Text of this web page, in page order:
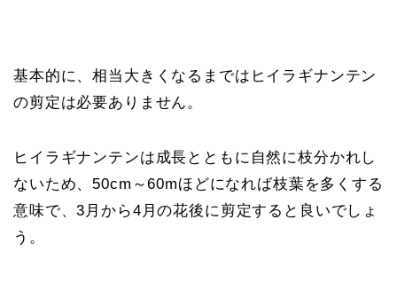
基本的に、相当大きくなるまではヒイラギナンテン
の剪定は必要ありません。
ヒイラギナンテンは成長とともに自然に枝分かれし
ないため、50cm～60mほどになれば枝葉を多くする
意味で、3月から4月の花後に剪定すると良いでしょ
う。